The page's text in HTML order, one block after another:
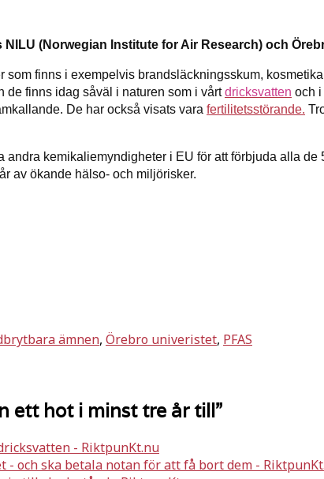
NILU (Norwegian Institute for Air Research) och
som finns i exempelvis brandsläckningsskum,
de finns idag såväl i naturen som i vårtdricksvatten och i
De har också visats vara fertilitetsstörande.
kemikaliemyndigheter i EU för att förbjuda alla
av ökande hälso- och miljörisker.
ämnen, Örebro univeristet, PFAS
ett hot i minst tre år till”
- RiktpunKt.nu
och ska betala notan för att få bort dem -